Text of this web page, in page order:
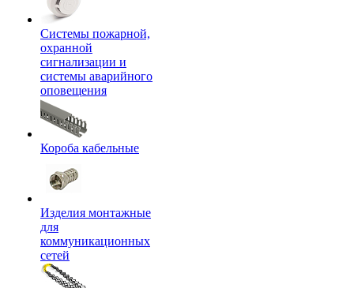
Системы пожарной,
охранной
сигнализации и
системы аварийного
оповещения
Короба кабельные
Изделия монтажные
для
коммуникационных
сетей